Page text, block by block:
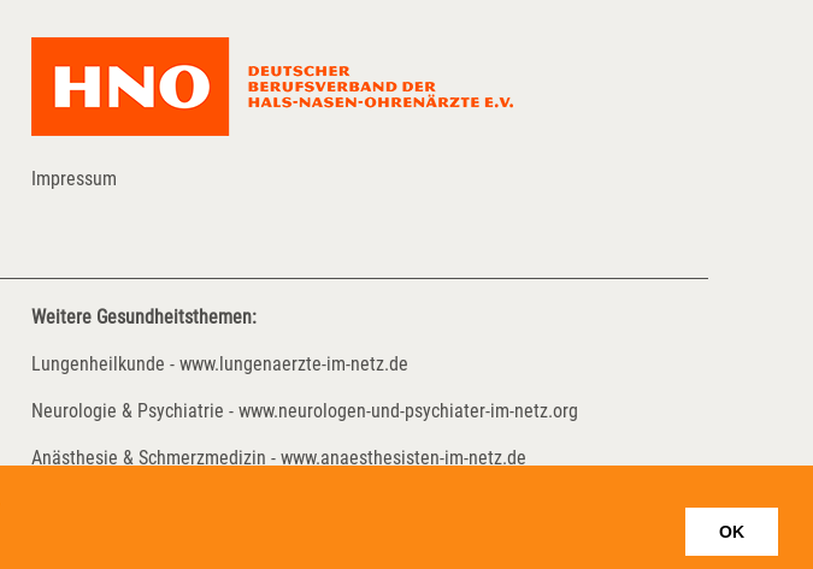
OK
Impressum
Weitere Gesundheitsthemen:
Lungenheilkunde - www.lungenaerzte-im-netz.de
Neurologie & Psychiatrie - www.neurologen-und-psychiater-im-netz.org
Anästhesie & Schmerzmedizin - www.anaesthesisten-im-netz.de